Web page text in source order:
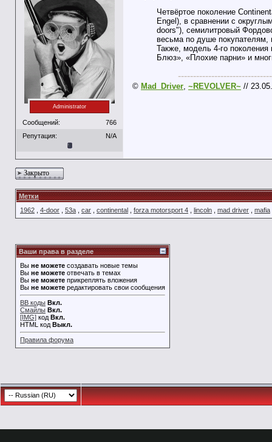
Administrator
Сообщений:
766
Репутация:
N/A
Четвёртое поколение
Engel), в сравнении с
doors"), семилитровый
весьма по душе покупателям,
Также, модель 4-го
Блюз», «Плохие парни» и
© Mad_Driver ~REVOLVER~ //
Закрыто
Метки
1962
4-door 53а car continental forza motorsport 4 lincoln mad driver mafia
Ваши права в разделе
Вы не можете создавать новые темы
Вы не можете отвечать в темах
Вы не можете прикреплять вложения
Вы не можете редактировать свои сообщения
BB коды Вкл.
Смайлы Вкл.
[IMG] код Вкл.
HTML код Выкл.
Правила форума